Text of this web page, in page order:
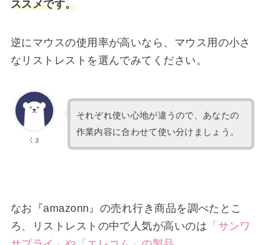
ススメです。
逆にマウスの使用率が高いなら、マウス用の小さ
なリストレストを選んでみてください。
くま
それぞれ使い心地が違うので、あなたの
作業内容に合わせて使い分けましょう。
なお『amazonn』の売れ行き商品を調べたとこ
ろ、リストレストの中で人気が高いのは 「サンワ